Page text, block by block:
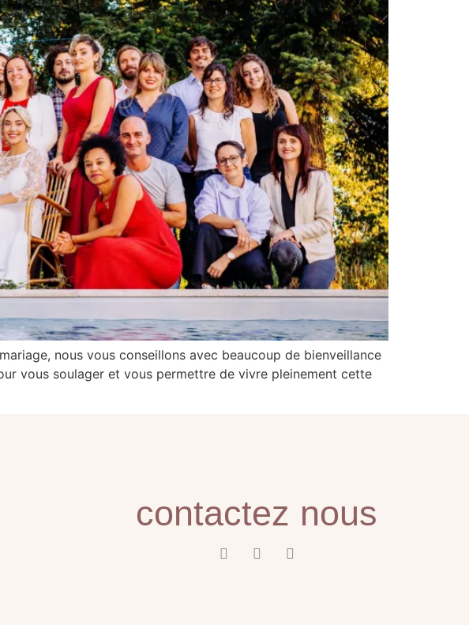
nous vous conseillons avec beaucoup de bienveillance
vous soulager et vous permettre de vivre pleinement cette
contactez nous